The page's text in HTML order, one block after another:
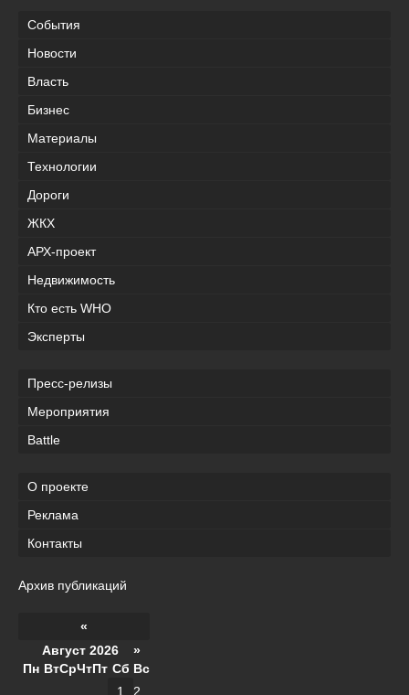
События
Новости
Власть
Бизнес
Материалы
Технологии
Дороги
ЖКХ
АРХ-проект
Недвижимость
Кто есть WHO
Эксперты
Пресс-релизы
Мероприятия
Battle
О проекте
Реклама
Контакты
Архив публикаций
«
Август 2026 »
Пн ВтСрЧтПт Сб Вс
1
2